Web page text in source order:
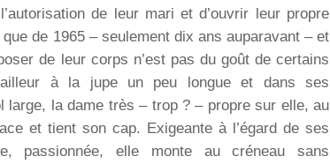
de leur mari et d’ouvrir leur propre
de 1965 – seulement dix ans auparavant – et
de leur corps n’est pas du goût de certains
à la jupe un peu longue et dans ses
large, la dame très – trop ? – propre sur elle, au
et tient son cap. Exigeante à l’égard de ses
passionnée, elle monte au créneau sans